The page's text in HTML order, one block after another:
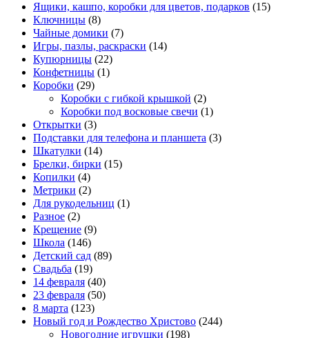
Ящики, кашпо, коробки для цветов, подарков (15)
Ключницы (8)
Чайные домики (7)
Игры, пазлы, раскраски (14)
Купюрницы (22)
Конфетницы (1)
Коробки (29)
Коробки с гибкой крышкой (2)
Коробки под восковые свечи (1)
Открытки (3)
Подставки для телефона и планшета (3)
Шкатулки (14)
Брелки, бирки (15)
Копилки (4)
Метрики (2)
Для рукодельниц (1)
Разное (2)
Крещение (9)
Школа (146)
Детский сад (89)
Свадьба (19)
14 февраля (40)
23 февраля (50)
8 марта (123)
Новый год и Рождество Христово (244)
Новогодние игрушки (198)